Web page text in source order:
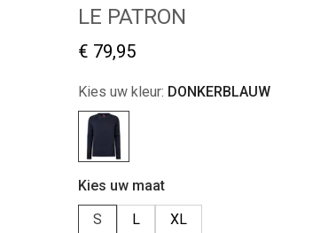
LE PATRON
€ 79,95
Kies uw kleur: DONKERBLAUW
Kies uw maat
S
L XL